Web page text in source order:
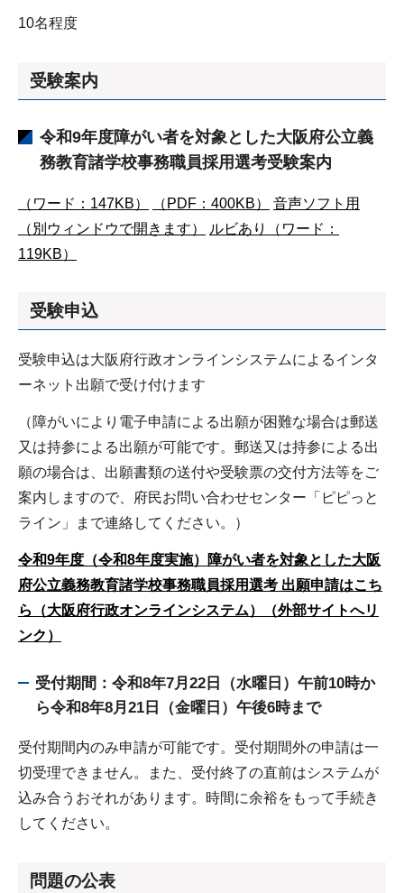
10名程度
受験案内
令和9年度障がい者を対象とした大阪府公立義
務教育諸学校事務職員採用選考受験案内
（ワード：147KB） （PDF：400KB）
音声ソフト用
（別ウィンドウで開きます）
ルビあり（ワード：
119KB）
受験申込
受験申込は大阪府行政オンラインシステムによるインタ
ーネット出願で受け付けます
（障がいにより電子申請による出願が困難な場合は郵送
又は持参による出願が可能です。郵送又は持参による出
願の場合は、出願書類の送付や受験票の交付方法等をご
案内しますので、府民お問い合わせセンター「ピピっと
ライン」まで連絡してください。）
令和9年度（令和8年度実施）障がい者を対象とした大阪
府公立義務教育諸学校事務職員採用選考 出願申請はこち
ら（大阪府行政オンラインシステム）（外部サイトへリ
ンク）
受付期間：令和8年7月22日（水曜日）午前10時か
ら令和8年8月21日（金曜日）午後6時まで
受付期間内のみ申請が可能です。受付期間外の申請は一
切受理できません。また、受付終了の直前はシステムが
込み合うおそれがあります。時間に余裕をもって手続き
してください。
問題の公表